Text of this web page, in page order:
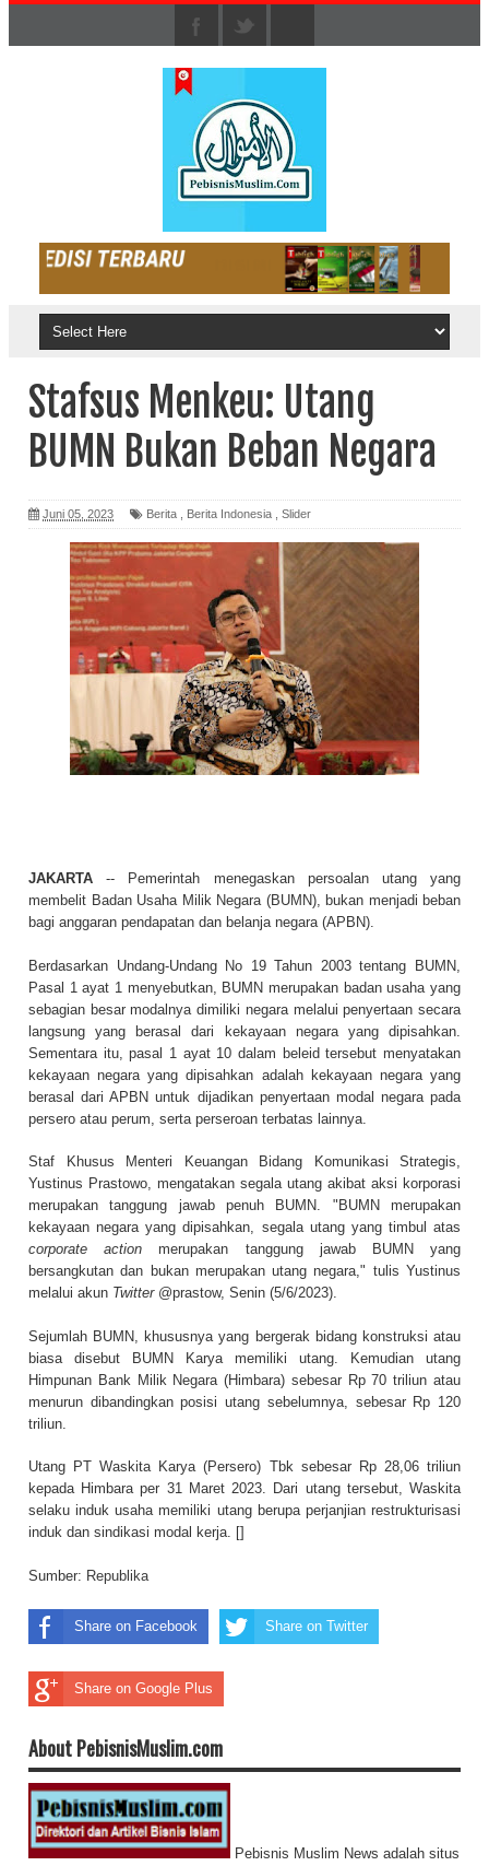
Stafsus Menkeu: Utang
BUMN Bukan Beban Negara
Juni 05, 2023 Berita Berita Indonesia Slider
JAKARTA-- Pemerintah menegaskan persoalan utang yang
membelit Badan Usaha Milik Negara (BUMN), bukan menjadi beban
bagi anggaran pendapatan dan belanja negara (APBN).
Berdasarkan Undang-Undang No 19 Tahun 2003 tentang BUMN,
Pasal 1 ayat 1 menyebutkan, BUMN merupakan badan usaha yang
sebagian besar modalnya dimiliki negara melalui penyertaan secara
langsung yang berasal dari kekayaan negara yang dipisahkan.
Sementara itu, pasal 1 ayat 10 dalam beleid tersebut menyatakan
kekayaan negara yang dipisahkan adalah kekayaan negara yang
berasal dari APBN untuk dijadikan penyertaan modal negara pada
persero atau perum, serta perseroan terbatas lainnya.
Staf Khusus Menteri Keuangan Bidang Komunikasi Strategis,
Yustinus Prastowo, mengatakan segala utang akibat aksi korporasi
merupakan tanggung jawab penuh BUMN. "BUMN merupakan
kekayaan negara yang dipisahkan, segala utang yang timbul atas
corporate action merupakan tanggung jawab BUMN yang
bersangkutan dan bukan merupakan utang negara," tulis Yustinus
melalui akun Twitter@prastow, Senin (5/6/2023).
Sejumlah BUMN, khususnya yang bergerak bidang konstruksi atau
biasa disebut BUMN Karya memiliki utang. Kemudian utang
Himpunan Bank Milik Negara (Himbara) sebesar Rp 70 triliun atau
menurun dibandingkan posisi utang sebelumnya, sebesar Rp 120
triliun.
Utang PT Waskita Karya (Persero) Tbk sebesar Rp 28,06 triliun
kepada Himbara per 31 Maret 2023. Dari utang tersebut, Waskita
selaku induk usaha memiliki utang berupa perjanjian restrukturisasi
induk dan sindikasi modal kerja. []
Sumber: Republika
Share on Facebook Share on Twitter
Share on Google Plus
About PebisnisMuslim.com
Pebisnis Muslim News adalah situs